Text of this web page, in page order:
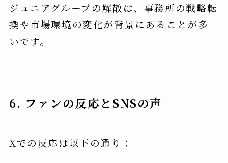
ジュニアグループの解散は、事務所の戦略転
換や市場環境の変化が背景にあることが多
いです。
6. ファンの反応とSNSの声
Xでの反応は以下の通り：